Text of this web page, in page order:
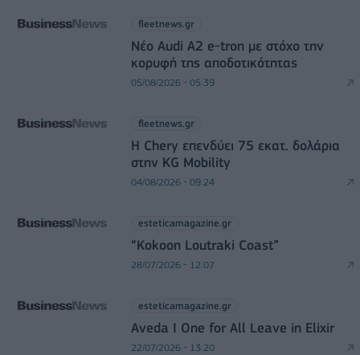
fleetnews.gr
Νέο Audi A2 e-tron με στόχο την
κορυφή της αποδοτικότητας
05/08/2026 - 05:39
fleetnews.gr
Η Chery επενδύει 75 εκατ. δολάρια
στην KG Mobility
04/08/2026 - 09:24
esteticamagazine.gr
“Kokoon Loutraki Coast”
28/07/2026 - 12:07
esteticamagazine.gr
Aveda I One for All Leave in Elixir
22/07/2026 - 13:20